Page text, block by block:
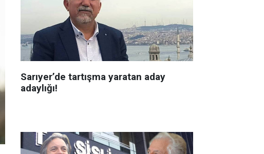
Sarıyer’de tartışma yaratan aday
adaylığı!